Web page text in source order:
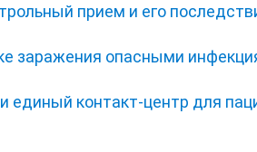
прием и его
заражения опасными
единый контакт-центр для